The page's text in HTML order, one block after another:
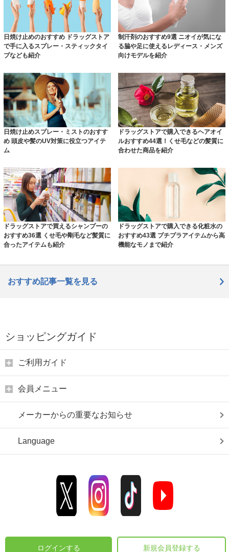
日焼け止めのおすすめ ドラッグストア
で手に入るスプレー・スティックタイ
プなども紹介
制汗剤のおすすめ9選 ニオイが気にな
る脇や足に使えるレディース・メンズ
向けモデルを紹介
日焼け止めスプレー・ミストのおすす
め 頭皮や髪のUV対策に役立つアイテ
ム
ドラッグストアで購入できるヘアオイ
ルおすすめ44選！くせ毛などの髪質に
合わせた商品を紹介
ドラッグストアで買えるシャンプーの
おすすめ36選 くせ毛や剛毛など髪質に
合ったアイテムも紹介
ドラッグストアで購入できる化粧水の
おすすめ43選 プチプラアイテムから高
機能なモノまで紹介
おすすめ記事一覧を見る
ショッピングガイド
ご利用ガイド
会員メニュー
メーカーからの重要なお知らせ
Language
ログインする 新規会員登録する